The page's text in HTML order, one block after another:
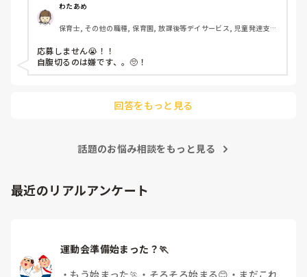
わたあめ
保育士, その他の職種, 保育園, 放課後等デイサービス, 児童発達支援
応募しません😭！！
自腹切るのは嫌です、。🥺！
回答をもっと見る
話題のお悩み相談をもっと見る
最近のリアルアンケート
運動会準備始まった？🏃
・ もう始まった🏃 ・ そろそろ始まる😊 ・ まだこれ